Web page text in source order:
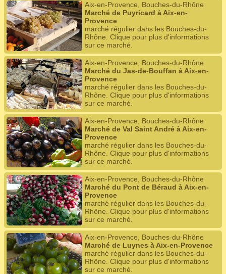
Aix-en-Provence, Bouches-du-Rhône
Marché de Puyricard à Aix-en-
Provence
marché régulier dans les Bouches-du-
Rhône. Clique pour plus d'informations
sur ce marché.
Aix-en-Provence, Bouches-du-Rhône
Marché du Jas-de-Bouffan à Aix-en-
Provence
marché régulier dans les Bouches-du-
Rhône. Clique pour plus d'informations
sur ce marché.
Aix-en-Provence, Bouches-du-Rhône
Marché de Val Saint André à Aix-en-
Provence
marché régulier dans les Bouches-du-
Rhône. Clique pour plus d'informations
sur ce marché.
Aix-en-Provence, Bouches-du-Rhône
Marché du Pont de Béraud à Aix-en-
Provence
marché régulier dans les Bouches-du-
Rhône. Clique pour plus d'informations
sur ce marché.
Aix-en-Provence, Bouches-du-Rhône
Marché de Luynes à Aix-en-Provence
marché régulier dans les Bouches-du-
Rhône. Clique pour plus d'informations
sur ce marché.